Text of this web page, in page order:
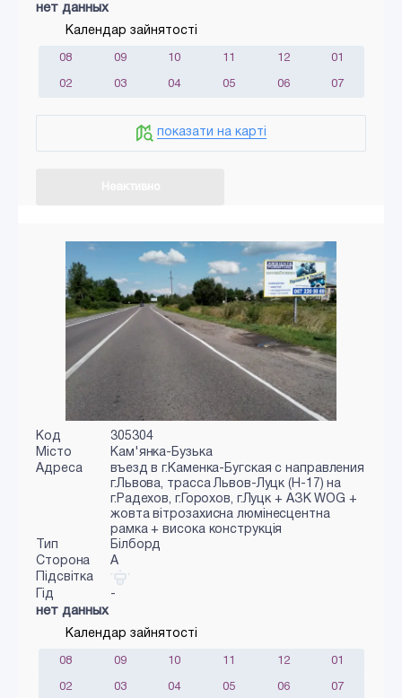
нет данных
Календар зайнятості
08 09 10 11 12 01
02 03 04 05 06 07
показати на карті
Код
305304
Місто
Кам'янка-Бузька
Адреса
въезд в г.Каменка-Бугская с направления
г.Львова, трасса Львов-Луцк (Н-17) на
г.Радехов, г.Горохов, г.Луцк + АЗК WOG +
жовта вітрозахисна люмінесцентна
рамка + висока конструкція
Тип
Білборд
Сторона
A
Підсвітка
Гід
-
нет данных
Календар зайнятості
08 09 10 11 12 01
02 03 04 05 06 07